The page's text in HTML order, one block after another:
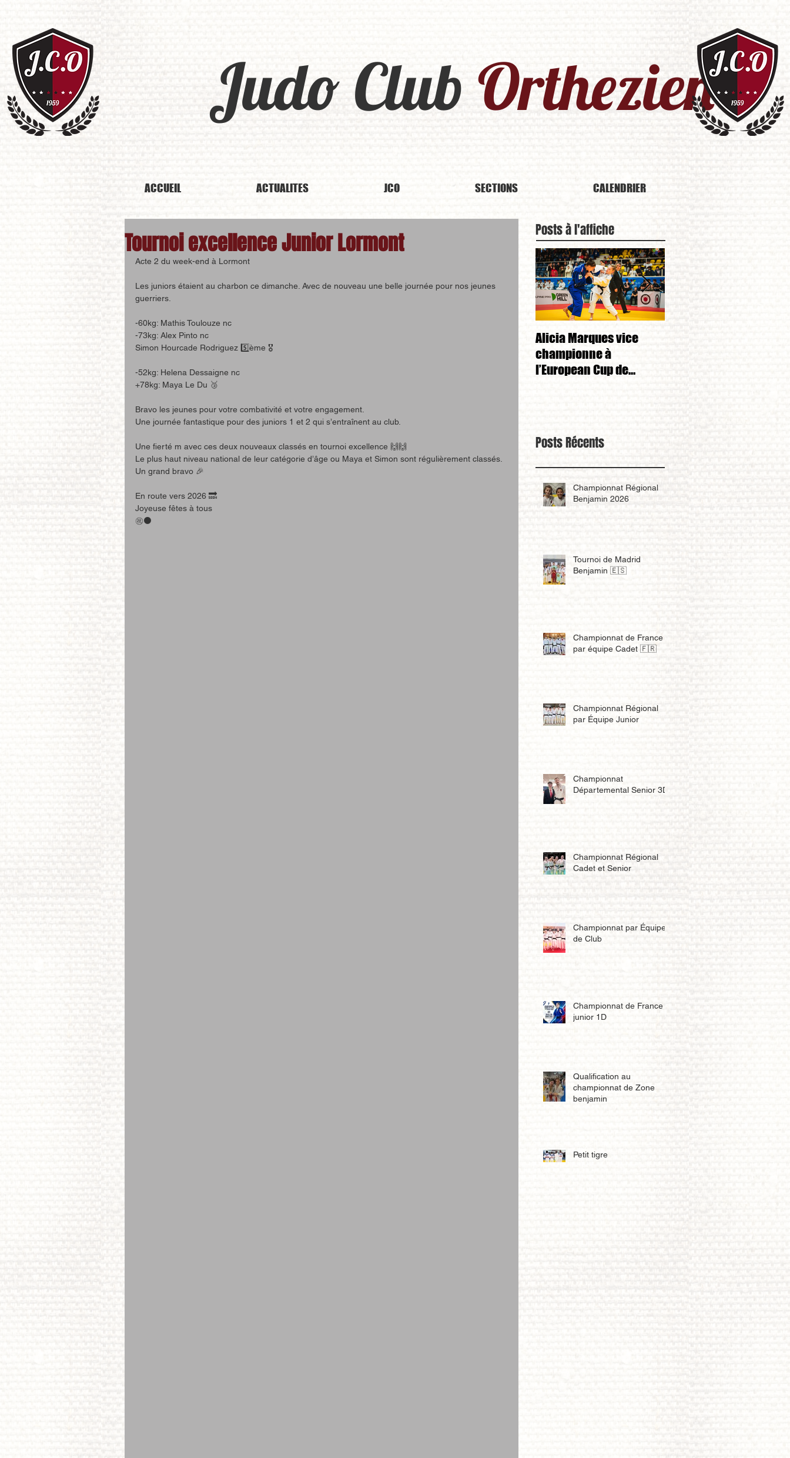
Judo Club Orthezien​
ACCUEIL ACTUALITES JCO SECTIONS CALENDRIER
Tournoi excellence Junior Lormont
Acte 2 du week-end à Lormont
Les juniors étaient au charbon ce dimanche. Avec de nouveau une belle journée pour nos jeunes
guerriers.
-60kg: Mathis Toulouze nc
-73kg: Alex Pinto nc
Simon Hourcade Rodriguez 5️⃣ème 🎖️
-52kg: Helena Dessaigne nc
+78kg: Maya Le Du 🥉
Bravo les jeunes pour votre combativité et votre engagement.
Une journée fantastique pour des juniors 1 et 2 qui s’entraînent au club.
Une fierté m avec ces deux nouveaux classés en tournoi excellence 🙌🙌
Le plus haut niveau national de leur catégorie d’âge ou Maya et Simon sont régulièrement classés.
Un grand bravo 🎉
En route vers 2026 🔜
Joyeuse fêtes à tous
㊗️⚫️
Posts à l'affiche
Alicia Marques vice
championne à
l’European Cup de
Posts Récents
Championnat Régional
Benjamin 2026
Tournoi de Madrid
Benjamin 🇪🇸
Championnat de France
par équipe Cadet 🇫🇷
Championnat Régional
par Équipe Junior
Championnat
Départemental Senior 3D
Championnat Régional
Cadet et Senior
Championnat par Équipe
de Club
Championnat de France
junior 1D
Qualification au
championnat de Zone
benjamin
Petit tigre